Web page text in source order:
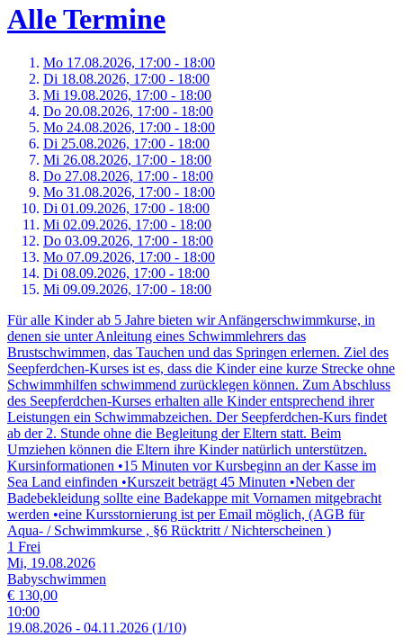
Alle Termine
Mo 17.08.2026, 17:00 - 18:00
Di 18.08.2026, 17:00 - 18:00
Mi 19.08.2026, 17:00 - 18:00
Do 20.08.2026, 17:00 - 18:00
Mo 24.08.2026, 17:00 - 18:00
Di 25.08.2026, 17:00 - 18:00
Mi 26.08.2026, 17:00 - 18:00
Do 27.08.2026, 17:00 - 18:00
Mo 31.08.2026, 17:00 - 18:00
Di 01.09.2026, 17:00 - 18:00
Mi 02.09.2026, 17:00 - 18:00
Do 03.09.2026, 17:00 - 18:00
Mo 07.09.2026, 17:00 - 18:00
Di 08.09.2026, 17:00 - 18:00
Mi 09.09.2026, 17:00 - 18:00
Für alle Kinder ab 5 Jahre bieten wir Anfängerschwimmkurse, in
denen sie unter Anleitung eines Schwimmlehrers das
Brustschwimmen, das Tauchen und das Springen erlernen. Ziel des
Seepferdchen-Kurses ist es, dass die Kinder eine kurze Strecke ohne
Schwimmhilfen schwimmend zurücklegen können. Zum Abschluss
des Seepferdchen-Kurses erhalten alle Kinder entsprechend ihrer
Leistungen ein Schwimmabzeichen. Der Seepferdchen-Kurs findet
ab der 2. Stunde ohne die Begleitung der Eltern statt. Beim
Umziehen können die Eltern ihre Kinder natürlich unterstützen.
Kursinformationen •15 Minuten vor Kursbeginn an der Kasse im
Sea Land einfinden •Kurszeit beträgt 45 Minuten •Neben der
Badebekleidung sollte eine Badekappe mit Vornamen mitgebracht
werden •eine Kursstornierung ist per Email möglich, (AGB für
Aqua- / Schwimmkurse , §6 Rücktritt / Nichterscheinen )
1 Frei
Mi, 19.08.2026
Babyschwimmen
€ 130,00
10:00
19.08.2026 - 04.11.2026 (1/10)